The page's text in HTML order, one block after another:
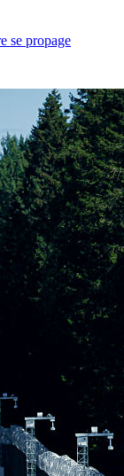
se propage